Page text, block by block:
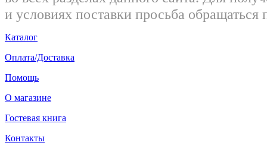
и условиях поставки просьба
Каталог
Оплата/Доставка
Помощь
О магазине
Гостевая книга
Контакты